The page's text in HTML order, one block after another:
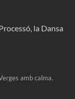
la Dansa
amb calma.